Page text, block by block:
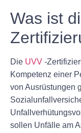
Was ist
Die UVV -
Kompetenz einer
von Ausrüstungen
sollen Unfälle am